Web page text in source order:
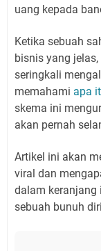
uang kepada
Ketika sebuah
bisnis yang
seringkali
memahami apa
skema ini
akan pernah
Artikel ini akan
viral dan
dalam keranjang
sebuah bunuh